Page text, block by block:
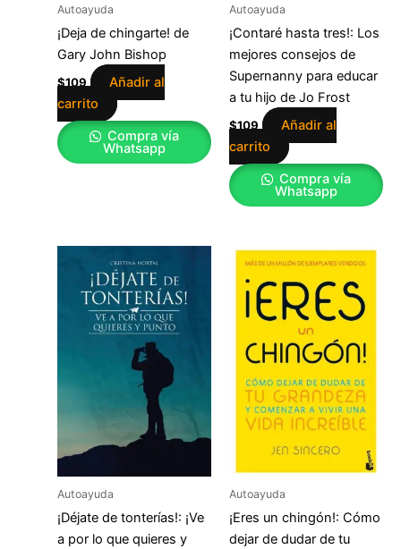
Autoayuda
¡Deja de chingarte! de
Gary John Bishop
$109
Añadir al
carrito
Compra vía
Whatsapp
Autoayuda
¡Contaré hasta tres!: Los
mejores consejos de
Supernanny para educar
a tu hijo de Jo Frost
$109
Añadir al
carrito
Compra vía
Whatsapp
Autoayuda
¡Déjate de tonterías!: ¡Ve
a por lo que quieres y
Autoayuda
¡Eres un chingón!: Cómo
dejar de dudar de tu